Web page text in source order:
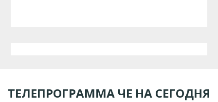
ТЕЛЕПРОГРАММА ЧЕ НА СЕГОДНЯ